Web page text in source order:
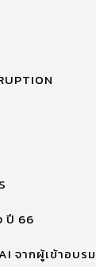
ปี 66
จากผู้เข้าอบร